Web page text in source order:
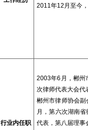
2011年12 月至今
行业内任职
2003年6 月，郴
次律师代表大会
郴州市律师协会副
月，第六次湖南
代表，第八届理事